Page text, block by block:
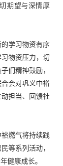
期望与深情厚
学习物资有序
物资压力，切
们精神鼓励，
会对巩义中裕
担当、回馈社
燃气将持续践
等系列活动，
健康成长。